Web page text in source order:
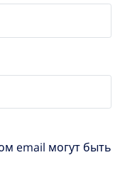
email могут быть